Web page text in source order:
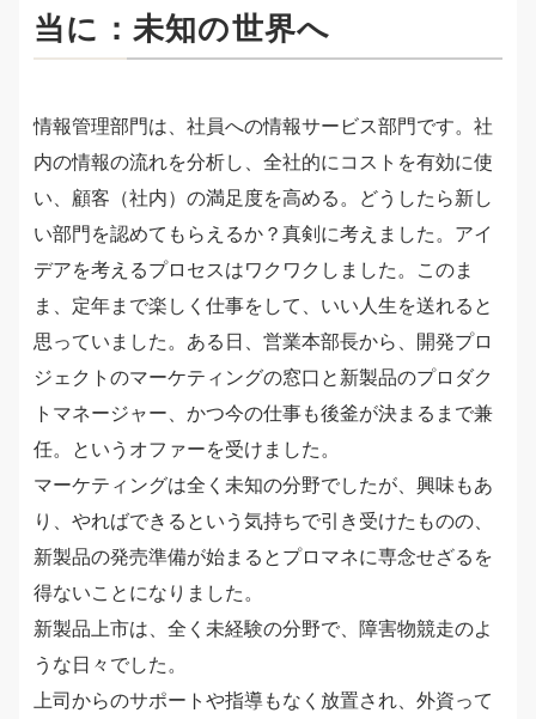
当に：未知の世界へ
情報管理部門は、社員への情報サービス部門です。社
内の情報の流れを分析し、全社的にコストを有効に使
い、顧客（社内）の満足度を高める。どうしたら新し
い部門を認めてもらえるか？真剣に考えました。アイ
デアを考えるプロセスはワクワクしました。このま
ま、定年まで楽しく仕事をして、いい人生を送れると
思っていました。ある日、営業本部長から、開発プロ
ジェクトのマーケティングの窓口と新製品のプロダク
トマネージャー、かつ今の仕事も後釜が決まるまで兼
任。というオファーを受けました。
マーケティングは全く未知の分野でしたが、興味もあ
り、やればできるという気持ちで引き受けたものの、
新製品の発売準備が始まるとプロマネに専念せざるを
得ないことになりました。
新製品上市は、全く未経験の分野で、障害物競走のよ
うな日々でした。
上司からのサポートや指導もなく放置され、外資って